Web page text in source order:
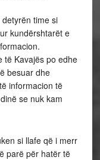
time si
kundërshtarët e
të Kavajës po edhe
besuar dhe
informacion të
se nuk kam
si llafe që i merr
parë për hatër të